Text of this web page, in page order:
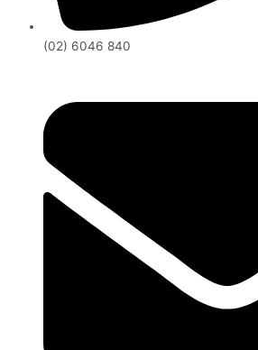
(02) 6046 840